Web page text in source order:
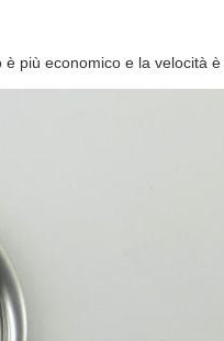
è più economico e la velocità